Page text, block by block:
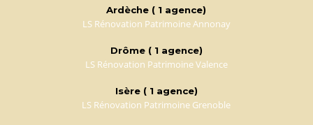
Ardèche ( 1 agence)
LS Rénovation Patrimoine Annonay
Drôme ( 1 agence)
LS Rénovation Patrimoine Valence
Isère ( 1 agence)
LS Rénovation Patrimoine Grenoble